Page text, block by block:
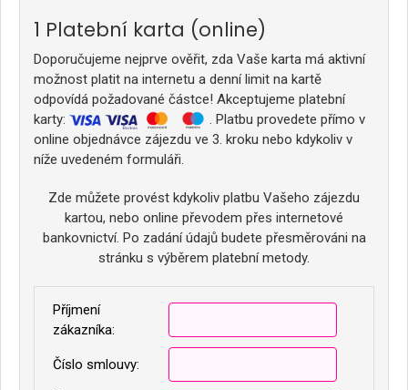
Platební karta (online)
Doporučujeme nejprve ověřit, zda Vaše karta má aktivní
možnost platit na internetu a denní limit na kartě
odpovídá požadované částce! Akceptujeme platební
karty:
. Platbu provedete přímo v
online objednávce zájezdu ve 3. kroku nebo kdykoliv v
níže uvedeném formuláři.
Zde můžete provést kdykoliv platbu Vašeho zájezdu
kartou, nebo online převodem přes internetové
bankovnictví. Po zadání údajů budete přesměrováni na
stránku s výběrem platební metody.
Příjmení
zákazníka:
Číslo smlouvy: